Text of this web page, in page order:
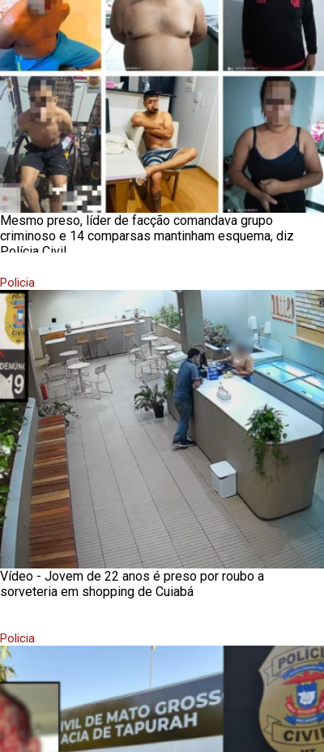
Mesmo preso, líder de facção comandava grupo
criminoso e 14 comparsas mantinham esquema, diz
Polícia Civil
Policia
Vídeo - Jovem de 22 anos é preso por roubo a
sorveteria em shopping de Cuiabá
Policia